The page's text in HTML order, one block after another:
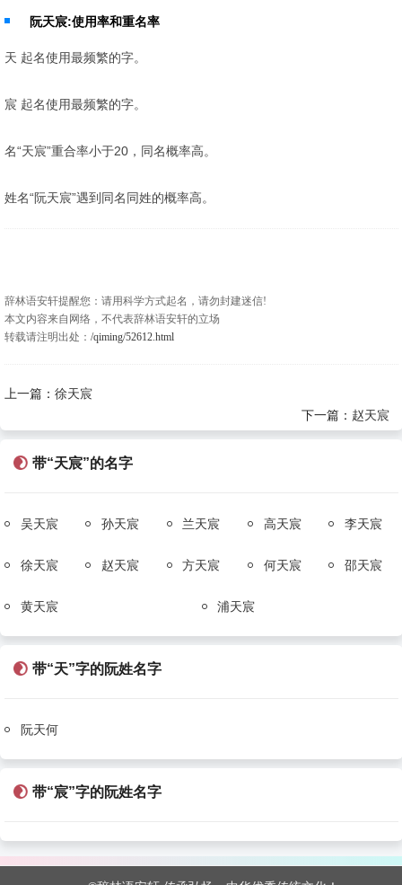
阮天宸:使用率和重名率
天 起名使用最频繁的字。
宸 起名使用最频繁的字。
名“天宸”重合率小于20，同名概率高。
姓名“阮天宸”遇到同名同姓的概率高。
辞林语安轩提醒您：请用科学方式起名，请勿封建迷信!
本文内容来自网络，不代表辞林语安轩的立场
转载请注明出处： /qiming/52612.html
上一篇： 徐天宸
下一篇： 赵天宸
带“天宸”的名字
吴天宸 孙天宸 兰天宸 高天宸 李天宸
徐天宸 赵天宸 方天宸 何天宸 邵天宸
黄天宸 浦天宸
带“天”字的阮姓名字
阮天何
带“宸”字的阮姓名字